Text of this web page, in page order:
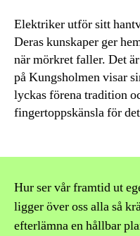
Elektriker utför sitt
Deras kunskaper ger
när mörkret faller. Det
på Kungsholmen visar
lyckas förena tradition
fingertoppskänsla för
Hur ser vår framtid ut
ligger över oss alla så
efterlämna en hållbar